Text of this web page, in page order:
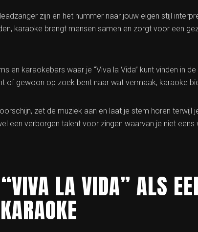
zijn en het nummer naar jouw eigen stijl
karaoke brengt mensen samen en zorgt voor een
en karaokebars waar je “Viva la Vida” kunt vinden in
of gewoon op zoek bent naar wat vermaak, karaoke
zet de muziek aan en laat je stem horen terwijl
een verborgen talent voor zingen waarvan je niet eens
LA VIDA” ALS